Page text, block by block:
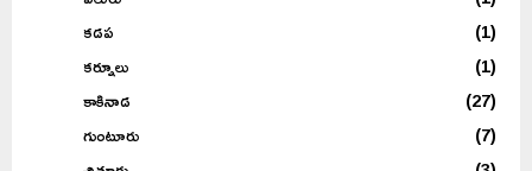
కడప
(1)
కర్నూలు
(1)
కాకినాడ
(27)
గుంటూరు
(7)